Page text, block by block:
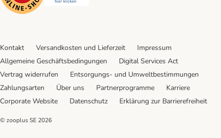
Kontakt Versandkosten und Lieferzeit
Impressum
Allgemeine Geschäftsbedingungen
Digital Services Act
Vertrag widerrufen
Entsorgungs- und Umweltbestimmungen
Zahlungsarten
Über uns Partnerprogramme
Karriere
Corporate Website
Datenschutz Erklärung zur Barrierefreiheit
© zooplus SE 2026